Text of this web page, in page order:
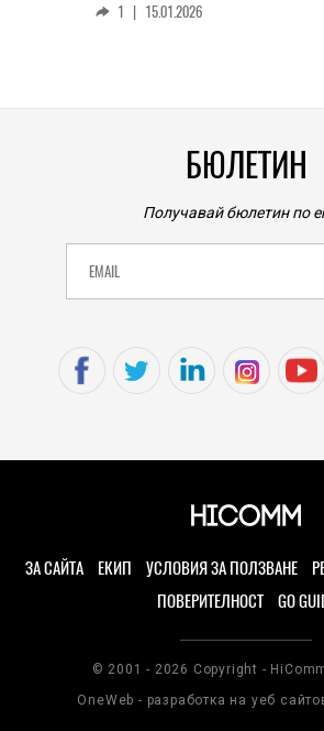
1 | 15.01.2026
БЮЛЕТИН
Получавай бюлетин по
ЗА САЙТА ЕКИП УСЛОВИЯ ЗА ПОЛЗВАНЕ
ПОВЕРИТЕЛНОСТ
GO
© 2001 - 2026 Copyright -
OneWeb - разработка на уеб